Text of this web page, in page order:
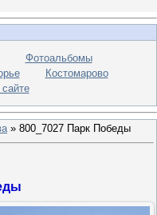
Фотоальбомы
Костомарово
» 800_7027 Парк Победы